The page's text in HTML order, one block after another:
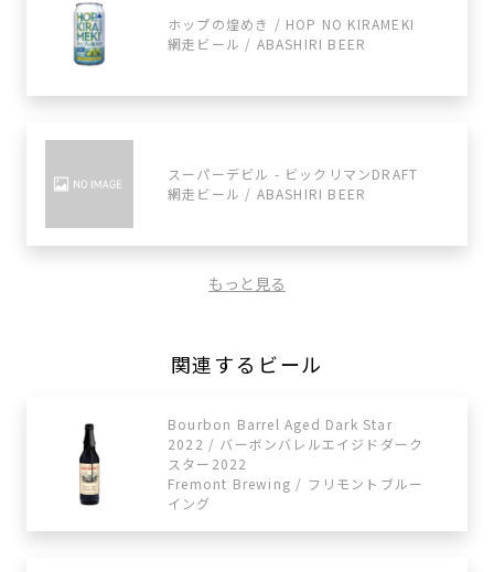
ホップの煌めき / HOP NO KIRAMEKI
網走ビール / ABASHIRI BEER
スーパーデビル - ビックリマンDRAFT
網走ビール / ABASHIRI BEER
もっと見る
関連するビール
Bourbon Barrel Aged Dark Star
2022 / バーボンバレルエイジドダーク
スター2022
Fremont Brewing / フリモントブルー
イング